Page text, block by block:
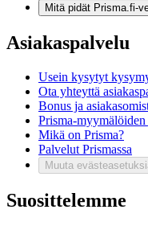
Mitä pidät Prisma.fi-
Asiakaspalvelu
Usein kysytyt
Ota yhteyttä
Bonus ja
Prisma-
Mikä on Prisma?
Palvelut Prismassa
Muuta
Suosittelemme